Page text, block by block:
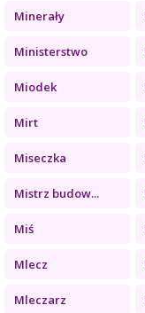
Minerały
Ministerstwo
Miodek
Mirt
Miseczka
Mistrz budow...
Miś
Mlecz
Mleczarz